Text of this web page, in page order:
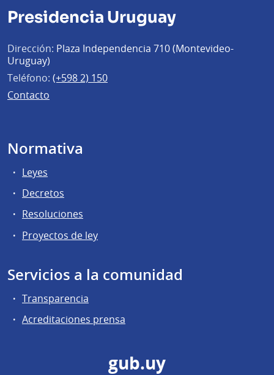
Presidencia Uruguay
Dirección: Plaza Independencia 710 (Montevideo-
Uruguay)
Teléfono: (+598 2) 150
Contacto
Normativa
Leyes
Decretos
Resoluciones
Proyectos de ley
Servicios a la comunidad
Transparencia
Acreditaciones prensa
gub.uy